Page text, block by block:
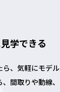
学できる
、気軽にモデ
間取りや動線